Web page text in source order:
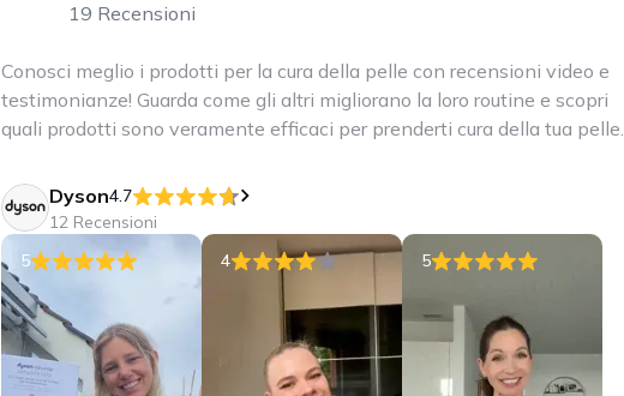
19 Recensioni
Conosci meglio i prodotti per la cura della pelle con recensioni video e
testimonianze! Guarda come gli altri migliorano la loro routine e scopri
quali prodotti sono veramente efficaci per prenderti cura della tua pelle.
Dyson4.7
12 Recensioni
5
4 5